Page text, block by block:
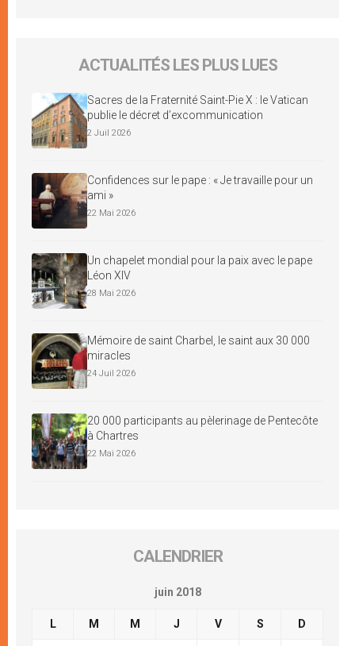
ACTUALITÉS LES PLUS LUES
Sacres de la Fraternité Saint-Pie X : le Vatican
publie le décret d’excommunication
2 Juil 2026
Confidences sur le pape : « Je travaille pour un
ami »
22 Mai 2026
Un chapelet mondial pour la paix avec le pape
Léon XIV
28 Mai 2026
Mémoire de saint Charbel, le saint aux 30 000
miracles
24 Juil 2026
20 000 participants au pèlerinage de Pentecôte
à Chartres
22 Mai 2026
CALENDRIER
juin 2018
L M M J V S D